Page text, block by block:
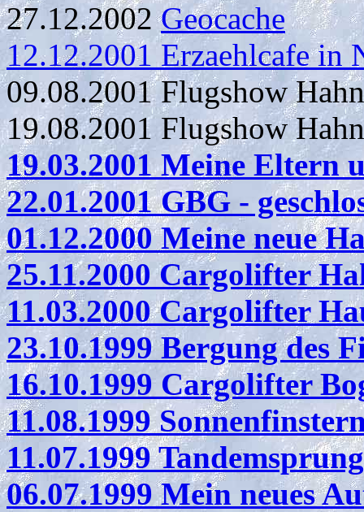
27.12.2002Geocache
12.12.2001 Erzaehlcafe in
09.08.2001 Flugshow
19.08.2001 Flugshow
19.03.2001 Meine Eltern
22.01.2001 GBG -
01.12.2000 Meine neue
25.11.2000 Cargolifter
11.03.2000 Cargolifter
23.10.1999 Bergung des
16.10.1999 Cargolifter
11.08.1999
11.07.1999
06.07.1999 Mein neues